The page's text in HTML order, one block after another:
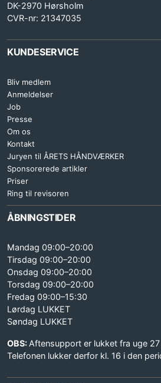
DK-2970 Hørsholm
CVR-nr: 21347035
KUNDESERVICE
Bliv medlem
Anmeldelser
Job
Presse
Om os
Kontakt
Juryen til ÅRETS HÅNDVÆRKER
Sponsorerede artikler
Priser
Ring til revisoren
ÅBNINGSTIDER
Mandag 09:00–20:00
Tirsdag 09:00–20:00
Onsdag 09:00–20:00
Torsdag 09:00–20:00
Fredag 09:00–15:30
Lørdag LUKKET
Søndag LUKKET
OBS: Aftensupport er lukket fra uge
Telefonen lukker derfor kl. 16 i den